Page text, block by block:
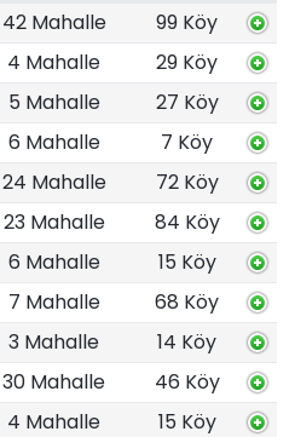
42 Mahalle
99 Köy
4 Mahalle
29 Köy
5 Mahalle
27 Köy
6 Mahalle
7 Köy
24 Mahalle
72 Köy
23 Mahalle
84 Köy
6 Mahalle
15 Köy
7 Mahalle
68 Köy
3 Mahalle
14 Köy
30 Mahalle
46 Köy
4 Mahalle
15 Köy